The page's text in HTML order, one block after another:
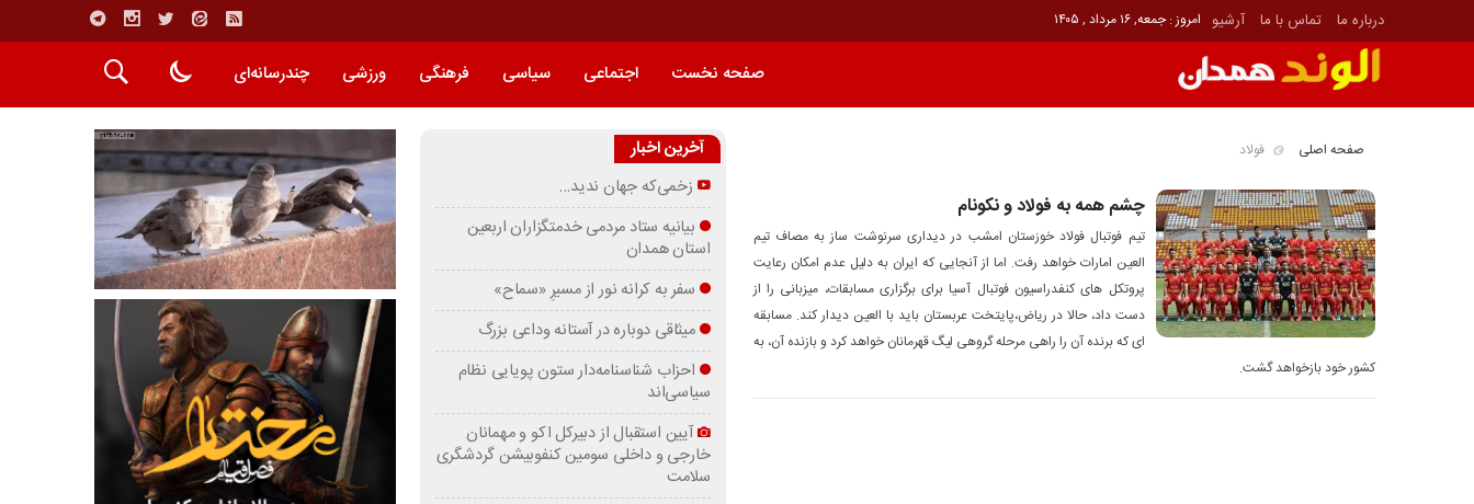
درباره ما تماس با ما آرشیو امروز : جمعه, ۱۶ مرداد , ۱۴۰۵
صفحه نخست اجتماعی سیاسی فرهنگی ورزشی چندرسانه‌ای
صفحه اصلی فولاد
چشم همه به فولاد و نکونام
تیم فوتبال فولاد خوزستان امشب در دیداری سرنوشت ساز به مصاف تیم
العین امارات خواهد رفت. اما از آنجایی که ایران به دلیل عدم امکان رعایت
پروتکل های کنفدراسیون فوتبال آسیا برای برگزاری مسابقات، میزبانی را از
دست داد، حالا در ریاض،پایتخت عربستان باید با العین دیدار کند. مسابقه
ای که برنده آن را راهی مرحله گروهی لیگ قهرمانان خواهد کرد و بازنده آن، به
کشور خود بازخواهد گشت.
آخرین اخبار
زخمی‌که جهان ندید…
بیانیه ستاد مردمی خدمتگزاران اربعین
استان همدان
سفر به کرانه‌ نور از مسیرِ «سماح»
میثاقی دوباره در آستانه‌ وداعی بزرگ
احزاب شناسنامه‌دار ستون پویایی نظام
سیاسی‌اند
آیین استقبال از دبیرکل اکو و مهمانان
خارجی و داخلی سومین کنفوبیشن گردشگری
سلامت